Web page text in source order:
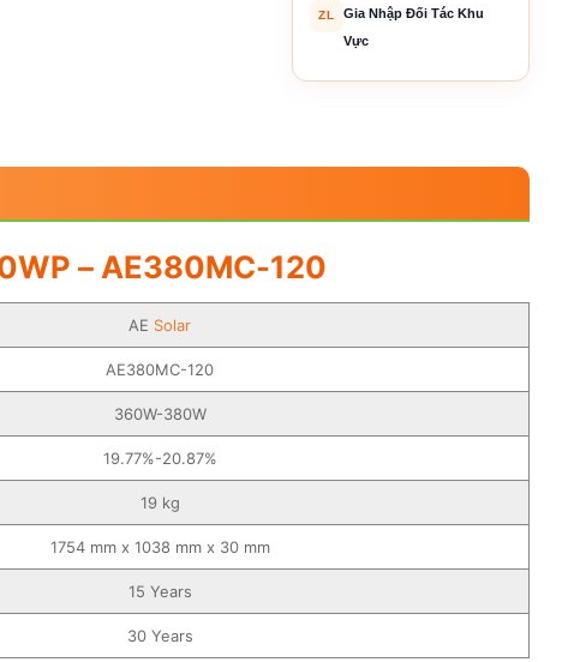
ZL
Gia Nhập Đối Tác Khu
Vực
– AE380MC-120
AE Solar
AE380MC-120
360W-380W
19.77%-20.87%
19 kg
1754 mm x 1038 mm x 30 mm
15 Years
30 Years